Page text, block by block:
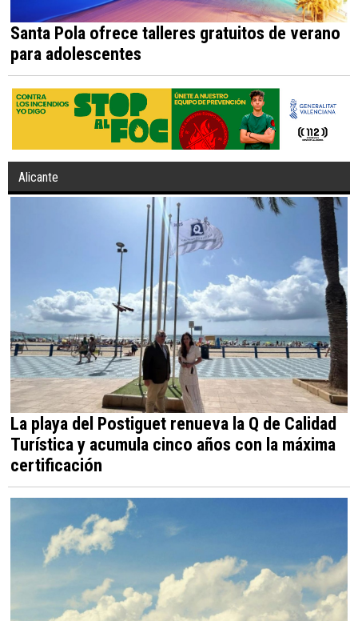
Santa Pola ofrece talleres gratuitos de verano
para adolescentes
Alicante
La playa del Postiguet renueva la Q de Calidad
Turística y acumula cinco años con la máxima
certificación